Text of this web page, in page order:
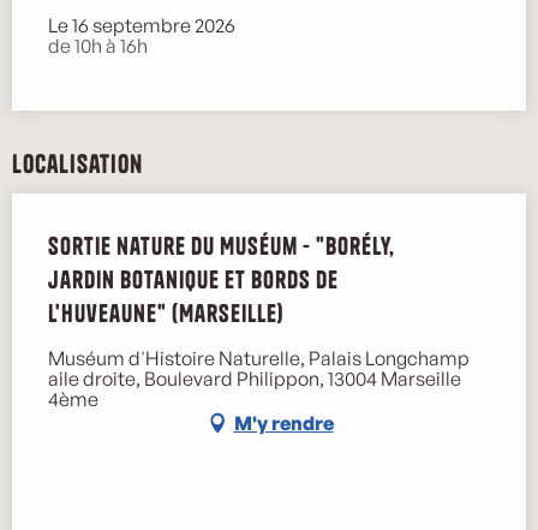
Le 16 septembre 2026
de 10h à 16h
Localisation
Sortie nature du Muséum - "Borély,
jardin botanique et bords de
l'Huveaune" (Marseille)
Muséum d'Histoire Naturelle, Palais Longchamp
aile droite, Boulevard Philippon, 13004 Marseille
4ème
M'y rendre